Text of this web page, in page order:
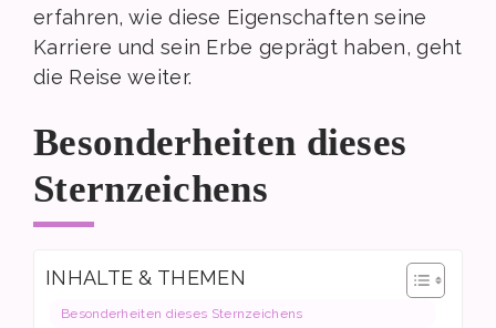
erfahren, wie diese Eigenschaften seine
Karriere und sein Erbe geprägt haben, geht
die Reise weiter.
Besonderheiten dieses
Sternzeichens
INHALTE & THEMEN
Besonderheiten dieses Sternzeichens